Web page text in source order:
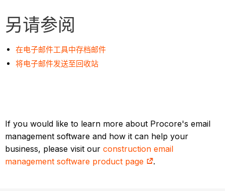
另请参阅
在电子邮件工具中存档邮件
将电子邮件发送至回收站
If you would like to learn more about Procore's email
management software and how it can help your
business, please visit ourconstruction email
management software product page
.